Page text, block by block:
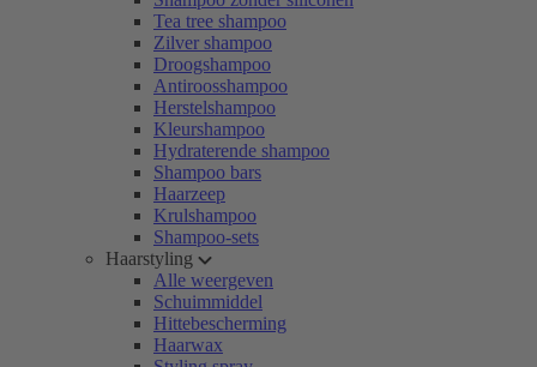
Tea tree shampoo
Zilver shampoo
Droogshampoo
Antiroosshampoo
Herstelshampoo
Kleurshampoo
Hydraterende shampoo
Shampoo bars
Haarzeep
Krulshampoo
Shampoo-sets
Haarstyling
Alle weergeven
Schuimmiddel
Hittebescherming
Haarwax